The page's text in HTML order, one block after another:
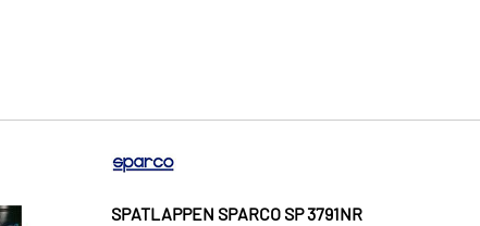
SPATLAPPEN SPARCO SP 3791NR